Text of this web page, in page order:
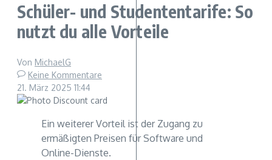
Schüler- und Studententarife: So
nutzt du alle Vorteile
Von MichaelG
Keine Kommentare
21. März 2025 11:44
Ein weiterer Vorteil ist der Zugang zu
ermäßigten Preisen für Software und
Online-Dienste.